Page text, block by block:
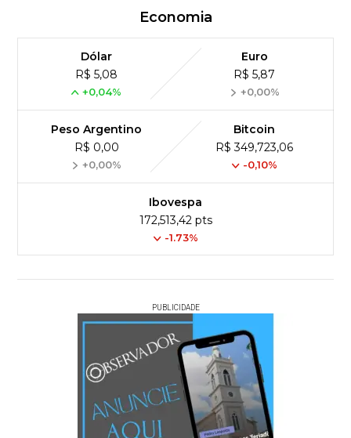
Economia
Dólar
R$ 5,08
+0,04%
Euro
R$ 5,87
+0,00%
Peso Argentino
R$ 0,00
+0,00%
Bitcoin
R$ 349,723,06
-0,10%
Ibovespa
172,513,42 pts
-1.73%
PUBLICIDADE